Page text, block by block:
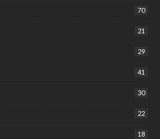
70
21
29
41
30
22
18